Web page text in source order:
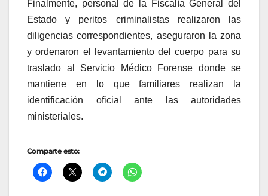
Finalmente, personal de la Fiscalía General del
Estado y peritos criminalistas realizaron las
diligencias correspondientes, aseguraron la zona
y ordenaron el levantamiento del cuerpo para su
traslado al Servicio Médico Forense donde se
mantiene en lo que familiares realizan la
identificación oficial ante las autoridades
ministeriales.
Comparte esto: